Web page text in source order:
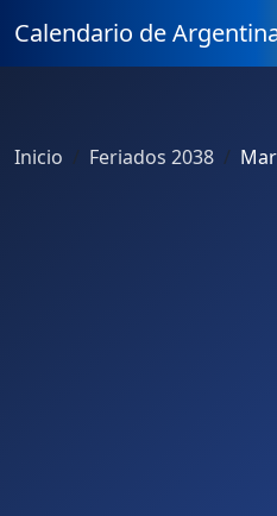
Calendario de
Inicio Feriados 2038